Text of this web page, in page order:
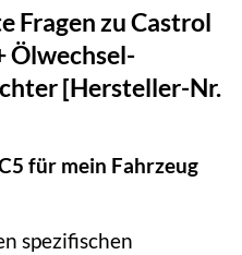
Fragen zu Castrol
Ölwechsel-
[Hersteller-Nr.
für mein Fahrzeug
spezifischen